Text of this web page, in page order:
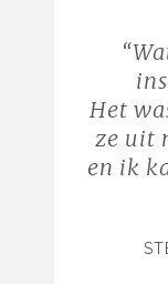
“
Het
ze uit
en ik